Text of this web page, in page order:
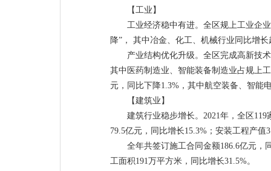
【工业】
工业经济稳中有进。全区规上工业企
降”， 其中冶金、化工、机械行业同比增
产业结构优化升级。全区完成高新技
其中医药制造业、智能装备制造业占规上
元，同比下降1.3%，其中航空装备、智能
【建筑业】
建筑行业稳步增长。2021年，全区
79.5亿元，同比增长15.3%；安装工程产值
全年共签订施工合同金额186.6亿元，
工面积191万平方米，同比增长31.5%。